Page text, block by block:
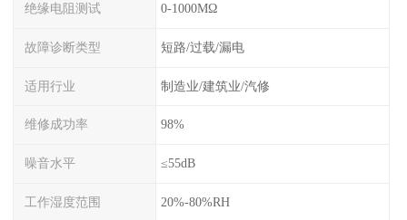
绝缘电阻测试 0-1000MΩ
故障诊断类型 短路/过载/漏电
适用行业 制造业/建筑业/汽修
维修成功率 98%
噪音水平 ≤55dB
工作湿度范围 20%-80%RH